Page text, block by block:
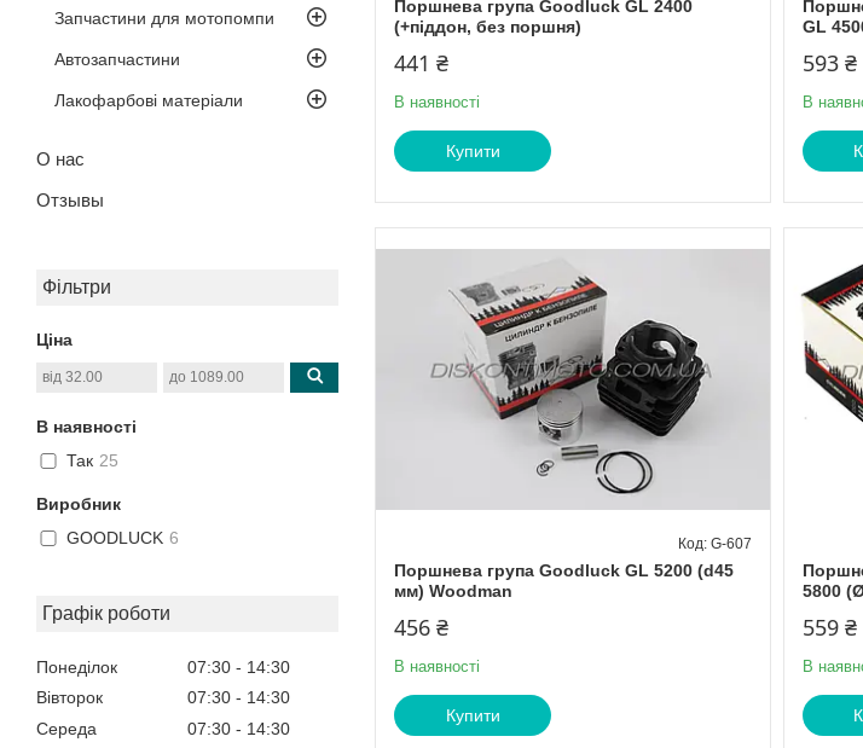
Запчастини для мотопомпи
Автозапчастини
Лакофарбові матеріали
О нас
Отзывы
Фільтри
Ціна
В наявності
Так 25
Виробник
GOODLUCK 6
Графік роботи
Понеділок 07:30
14:30
Вівторок
07:30
14:30
Середа
07:30
14:30
Поршнева група Goodluck GL 2400
(+піддон, без поршня)
441 ₴
В наявності
Купити
GL
593 ₴
В
Поршнева група Goodluck GL 5200 (d45
мм) Woodman
G-607
456 ₴
В наявності
Купити
5800
559 ₴
В